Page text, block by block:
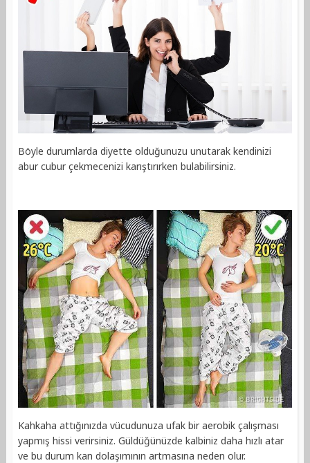
Böyle durumlarda diyette olduğunuzu unutarak kendinizi
abur cubur çekmecenizi karıştırırken bulabilirsiniz.
Kahkaha attığınızda vücudunuza ufak bir aerobik çalışması
yapmış hissi verirsiniz. Güldüğünüzde kalbiniz daha hızlı atar
ve bu durum kan dolaşımının artmasına neden olur.